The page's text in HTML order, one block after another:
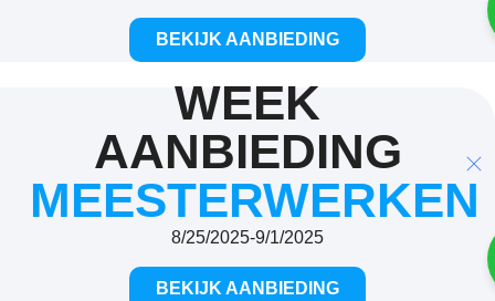
BEKIJK AANBIEDING
WEEK
AANBIEDING
MEESTERWERKEN
8/25/2025-9/1/2025
BEKIJK AANBIEDING